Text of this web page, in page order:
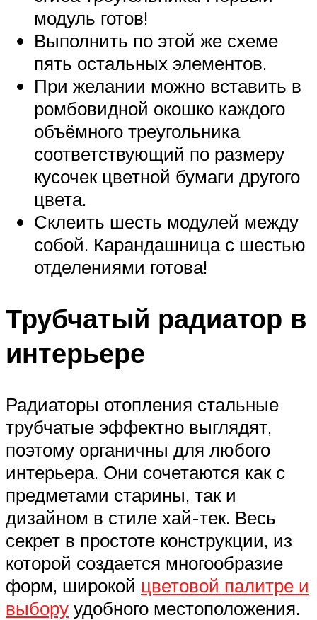
модуль готов!
Выполнить по этой же схеме
пять остальных элементов.
При желании можно вставить в
ромбовидной окошко каждого
объёмного треугольника
соответствующий по размеру
кусочек цветной бумаги другого
цвета.
Склеить шесть модулей между
собой. Карандашница с шестью
отделениями готова!
Трубчатый радиатор в
интерьере
Радиаторы отопления стальные
трубчатые эффектно выглядят,
поэтому органичны для любого
интерьера. Они сочетаются как с
предметами старины, так и
дизайном в стиле хай-тек. Весь
секрет в простоте конструкции, из
которой создается многообразие
форм, широкой цветовой палитре и
выбору удобного местоположения.